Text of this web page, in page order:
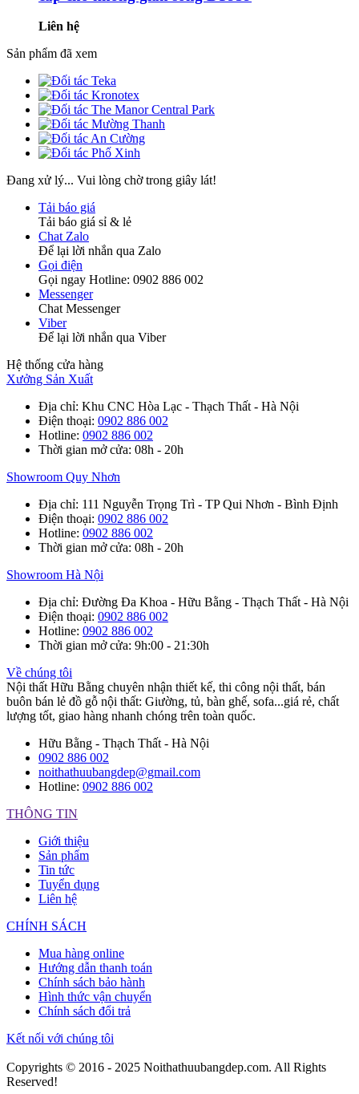
Liên hệ
Sản phẩm đã xem
Đang xử lý... Vui lòng chờ trong giây lát!
Tải báo giá
Tải báo giá sỉ & lẻ
Chat Zalo
Để lại lời nhắn qua Zalo
Gọi điện
Gọi ngay Hotline: 0902 886 002
Messenger
Chat Messenger
Viber
Để lại lời nhắn qua Viber
Hệ thống cửa hàng
Xưởng Sản Xuất
Địa chỉ: Khu CNC Hòa Lạc - Thạch Thất - Hà Nội
Điện thoại: 0902 886 002
Hotline: 0902 886 002
Thời gian mở cửa: 08h - 20h
Showroom Quy Nhơn
Địa chỉ: 111 Nguyễn Trọng Trì - TP Qui Nhơn - Bình Định
Điện thoại: 0902 886 002
Hotline: 0902 886 002
Thời gian mở cửa: 08h - 20h
Showroom Hà Nội
Địa chỉ: Đường Đa Khoa - Hữu Bằng - Thạch Thất - Hà Nội
Điện thoại: 0902 886 002
Hotline: 0902 886 002
Thời gian mở cửa: 9h:00 - 21:30h
Về chúng tôi
Nội thất Hữu Bằng chuyên nhận thiết kế, thi công nội thất, bán
buôn bán lẻ đồ gỗ nội thất: Giường, tủ, bàn ghế, sofa...giá rẻ, chất
lượng tốt, giao hàng nhanh chóng trên toàn quốc.
Hữu Bằng - Thạch Thất - Hà Nội
0902 886 002
noithathuubangdep@gmail.com
Hotline: 0902 886 002
THÔNG TIN
Giới thiệu
Sản phẩm
Tin tức
Tuyển dụng
Liên hệ
CHÍNH SÁCH
Mua hàng online
Hướng dẫn thanh toán
Chính sách bảo hành
Hình thức vận chuyển
Chính sách đổi trả
Kết nối với chúng tôi
Copyrights © 2016 - 2025 Noithathuubangdep.com. All Rights
Reserved!